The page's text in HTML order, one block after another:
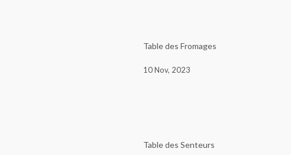
Table des Fromages
10 Nov, 2023
Table des Senteurs